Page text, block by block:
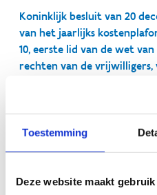
Toestemming
Deze website maakt
Koninklijk besluit van 20
van het jaarlijks
10, eerste lid van de wet
rechten van de vrijwilligers,